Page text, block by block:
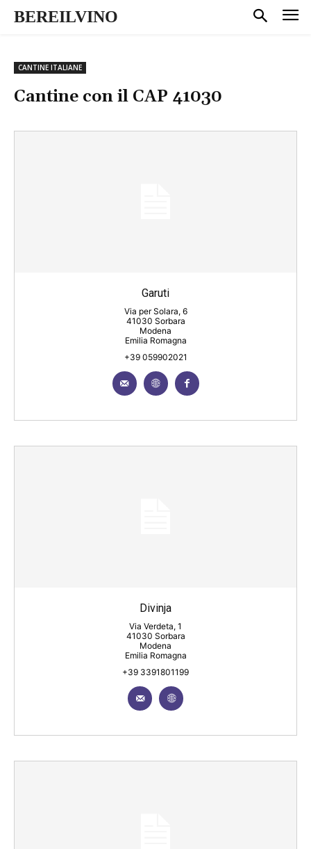
BEREILVINO
CANTINE ITALIANE
Cantine con il CAP 41030
Garuti
Via per Solara, 6
41030 Sorbara
Modena
Emilia Romagna
+39 059902021
Divinja
Via Verdeta, 1
41030 Sorbara
Modena
Emilia Romagna
+39 3391801199